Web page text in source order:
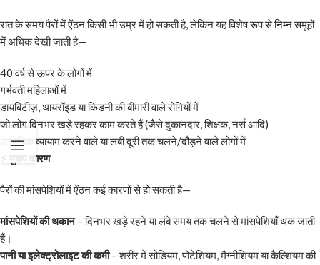
रात के समय पैरों में ऐंठन किसी भी उम्र में हो सकती है, लेकिन यह विशेष रूप से निम्न समूहों
में अधिक देखी जाती है—
40 वर्ष से ऊपर के लोगों में
गर्भवती महिलाओं में
डायबिटीज़, थायरॉइड या किडनी की बीमारी वाले रोगियों में
जो लोग दिनभर खड़े रहकर काम करते हैं (जैसे दुकानदार, शिक्षक, नर्स आदि)
अत्यधिक व्यायाम करने वाले या लंबी दूरी तक चलने/दौड़ने वाले लोगों में
मुख्य कारण
पैरों की मांसपेशियों में ऐंठन कई कारणों से हो सकती है—
मांसपेशियों की थकान– दिनभर खड़े रहने या लंबे समय तक चलने से मांसपेशियाँ थक जाती
हैं।
पानी या इलेक्ट्रोलाइट की कमी– शरीर में सोडियम, पोटेशियम, मैग्नीशियम या कैल्शियम की